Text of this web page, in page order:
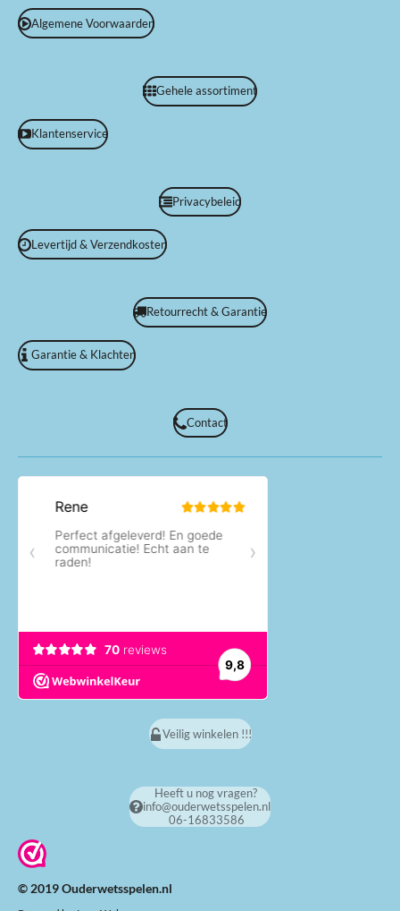
Algemene Voorwaarden
Gehele assortiment
Klantenservice
Privacybeleid
Levertijd & Verzendkosten
Retourrecht & Garantie
Garantie & Klachten
Contact
Veilig winkelen !!!
Heeft u nog vragen?
info@ouderwetsspelen.nl
06-16833586
© 2019 Ouderwetsspelen.nl